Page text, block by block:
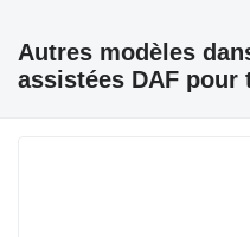
Autres modèles
assistées DAF